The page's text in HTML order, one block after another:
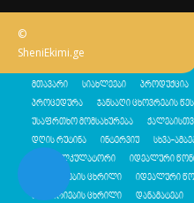
©
SheniEkimi.ge
მთავარი სიახლეები პროდუქცია
პროცედურა ჯანსაღი ცხოვრების
უსაფრთხო მომსახურება
დღის რუტინა ინტერვიუ სხვა-
შენი კალკულატორი იდეალური
კალორიების ცხრილი იდეალური
კალორიების ცხრილი დანამატები